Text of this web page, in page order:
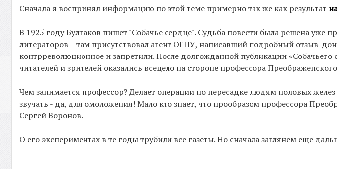
Сначала я воспринял информацию по этой теме примерно так же как результат
В 1925 году Булгаков пишет "Собачье сердце". Судьба повести была решена уже
литераторов – там присутствовал агент ОГПУ, написавший подробный отзыв-
контрреволюционное и запретили. После долгожданной публикации
читателей и зрителей оказались всецело на стороне профессора
Чем занимается профессор? Делает операции по пересадке людям половых желез
звучать - да, для омоложения! Мало кто знает, что прообразом профессора
Сергей Воронов.
О его экспериментах в те годы трубили все газеты. Но сначала заглянем еще